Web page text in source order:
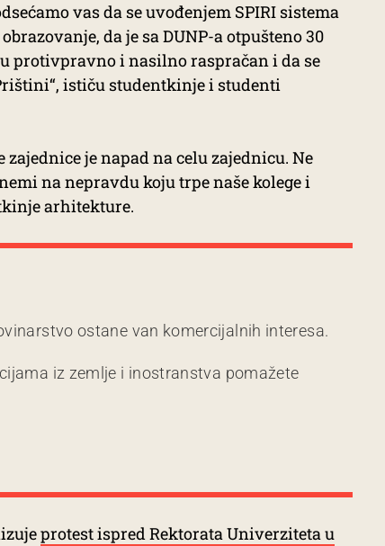
vas da se uvođenjem SPIRI sistema
da je sa DUNP-a otpušteno 30
protivpravno i nasilno raspračan i da se
ističu studentkinje i studenti
je napad na celu zajednicu. Ne
na nepravdu koju trpe naše kolege i
arhitekture.
ostane van komercijalnih interesa.
iz zemlje i inostranstva pomažete
protest ispred Rektorata Univerziteta u